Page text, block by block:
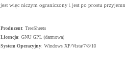
jest więc niczym ograniczony i jest po prostu
Producent: TreeSheets
Licencja: GNU GPL (darmowa)
System Operacyjny: Windows XP/Vista/7/8/10